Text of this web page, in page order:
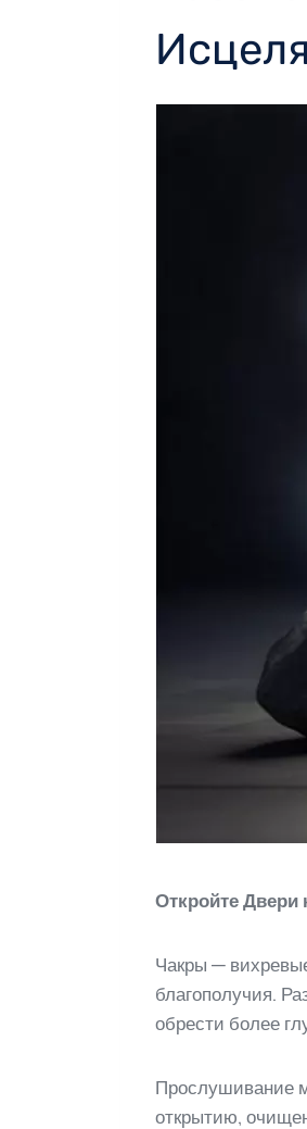
Откройте
Чакры —
благополучия.
обрести более
Прослушивание
открытию,